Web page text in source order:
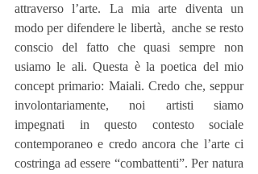
attraverso l’arte. La mia arte diventa un
modo per difendere le libertà,  anche se resto
conscio del fatto che quasi sempre non
usiamo le ali. Questa è la poetica del mio
concept primario: Maiali. Credo che, seppur
involontariamente, noi artisti siamo
impegnati in questo contesto sociale
contemporaneo e credo ancora che l’arte ci
costringa ad essere “combattenti”. Per natura